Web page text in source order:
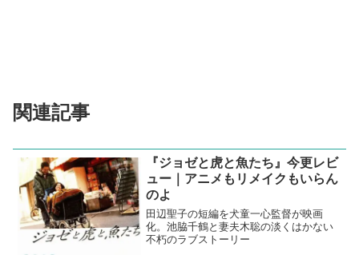
関連記事
『ジョゼと虎と魚たち』今更レビ
ュー｜アニメもリメイクもいらん
のよ
田辺聖子の短編を犬童一心監督が映画
化。池脇千鶴と妻夫木聡の淡くはかない
不朽のラブストーリー